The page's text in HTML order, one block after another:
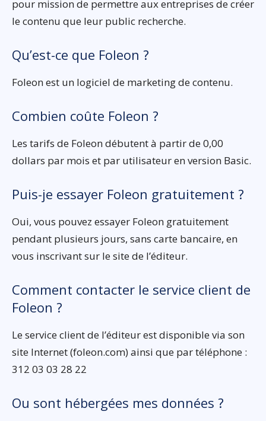
pour mission de permettre aux entreprises de créer
le contenu que leur public recherche.
Qu’est-ce que Foleon ?
Foleon est un logiciel de marketing de contenu.
Combien coûte Foleon ?
Les tarifs de Foleon débutent à partir de 0,00
dollars par mois et par utilisateur en version Basic.
Puis-je essayer Foleon gratuitement ?
Oui, vous pouvez essayer Foleon gratuitement
pendant plusieurs jours, sans carte bancaire, en
vous inscrivant sur le site de l’éditeur.
Comment contacter le service client de
Foleon ?
Le service client de l’éditeur est disponible via son
site Internet (foleon.com) ainsi que par téléphone :
312 03 03 28 22
Ou sont hébergées mes données ?